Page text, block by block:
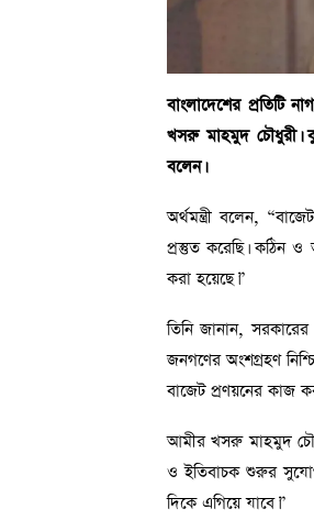
বাংলাদেশের প্রতিটি
খসরু মাহমুদ চৌধুরী।
বলেন।
অর্থমন্ত্রী বলেন,
প্রস্তুত করেছি। কঠিন ও
করা হয়েছে।”
তিনি জানান,
জনগণের অংশগ্রহণ
বাজেট প্রণয়নের কাজ
আমীর খসরু মাহমুদ
ও ইতিবাচক শুরুর
দিকে এগিয়ে যাবে।”